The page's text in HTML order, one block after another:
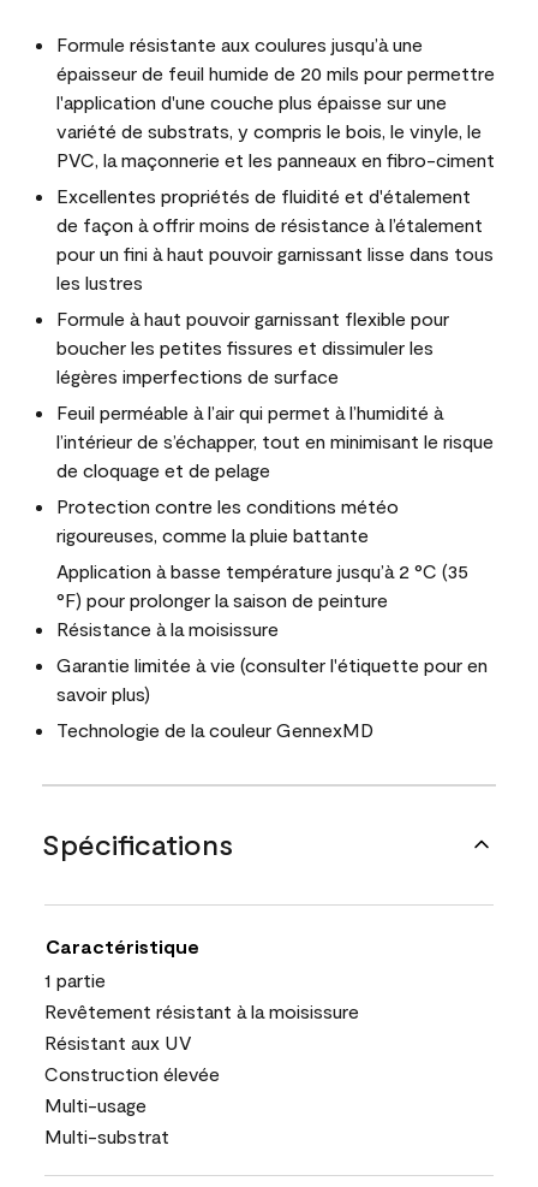
Formule résistante aux coulures jusqu’à une
épaisseur de feuil humide de 20 mils pour permettre
l'application d'une couche plus épaisse sur une
variété de substrats, y compris le bois, le vinyle, le
PVC, la maçonnerie et les panneaux en fibro-ciment
Excellentes propriétés de fluidité et d'étalement
de façon à offrir moins de résistance à l’étalement
pour un fini à haut pouvoir garnissant lisse dans tous
les lustres
Formule à haut pouvoir garnissant flexible pour
boucher les petites fissures et dissimuler les
légères imperfections de surface
Feuil perméable à l’air qui permet à l’humidité à
l’intérieur de s’échapper, tout en minimisant le risque
de cloquage et de pelage
Protection contre les conditions météo
rigoureuses, comme la pluie battante
Application à basse température jusqu’à 2 °C (35
°F) pour prolonger la saison de peinture
Résistance à la moisissure
Garantie limitée à vie (consulter l'étiquette pour en
savoir plus)
Technologie de la couleur GennexMD
Spécifications
Caractéristique
1 partie
Revêtement résistant à la moisissure
Résistant aux UV
Construction élevée
Multi-usage
Multi-substrat